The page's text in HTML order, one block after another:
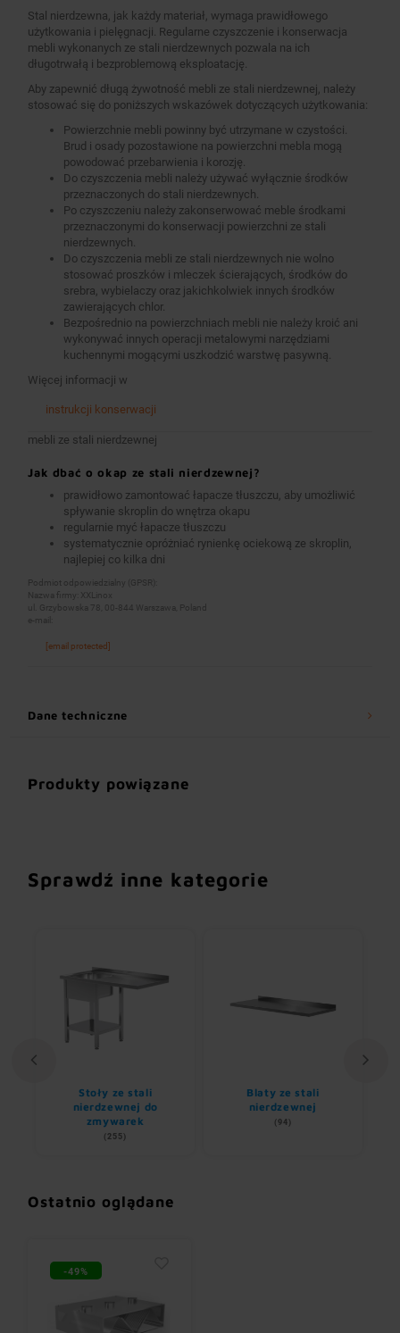
Stal nierdzewna, jak każdy materiał, wymaga prawidłowego
użytkowania i pielęgnacji. Regularne czyszczenie i konserwacja
mebli wykonanych ze stali nierdzewnych pozwala na ich
długotrwałą i bezproblemową eksploatację.
Aby zapewnić długą żywotność mebli ze stali nierdzewnej, należy
stosować się do poniższych wskazówek dotyczących użytkowania:
Powierzchnie mebli powinny być utrzymane w czystości.
Brud i osady pozostawione na powierzchni mebla mogą
powodować przebarwienia i korozję.
Do czyszczenia mebli należy używać wyłącznie środków
przeznaczonych do stali nierdzewnych.
Po czyszczeniu należy zakonserwować meble środkami
przeznaczonymi do konserwacji powierzchni ze stali
nierdzewnych.
Do czyszczenia mebli ze stali nierdzewnych nie wolno
stosować proszków i mleczek ścierających, środków do
srebra, wybielaczy oraz jakichkolwiek innych środków
zawierających chlor.
Bezpośrednio na powierzchniach mebli nie należy kroić ani
wykonywać innych operacji metalowymi narzędziami
kuchennymi mogącymi uszkodzić warstwę pasywną.
Więcej informacji w
instrukcji konserwacji
mebli ze stali nierdzewnej
Jak dbać o okap ze stali nierdzewnej?
prawidłowo zamontować łapacze tłuszczu, aby umożliwić
spływanie skroplin do wnętrza okapu
regularnie myć łapacze tłuszczu
systematycznie opróżniać rynienkę ociekową ze skroplin,
najlepiej co kilka dni
Podmiot odpowiedzialny (GPSR):
Nazwa firmy: XXLinox
ul. Grzybowska 78, 00-844 Warszawa, Poland
e-mail:
[email protected]
Dane techniczne
Produkty powiązane
Sprawdź inne kategorie
Stoły ze stali
nierdzewnej do
zmywarek
(255)
Blaty ze stali
nierdzewnej
(94)
Ostatnio oglądane
-49%